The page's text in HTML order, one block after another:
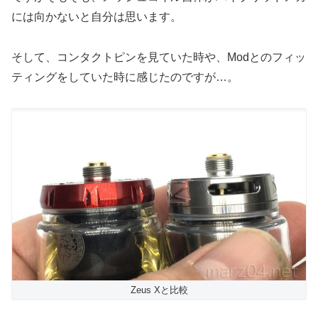
には向かないと自分は思います。
そして、コンタクトピンを見ていた時や、Modとのフィッ
ティングをしていた時に感じたのですが…。
Zeus Xと比較